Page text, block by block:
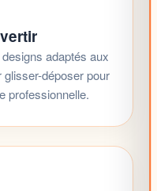
adaptés aux
déposer pour
professionnelle.